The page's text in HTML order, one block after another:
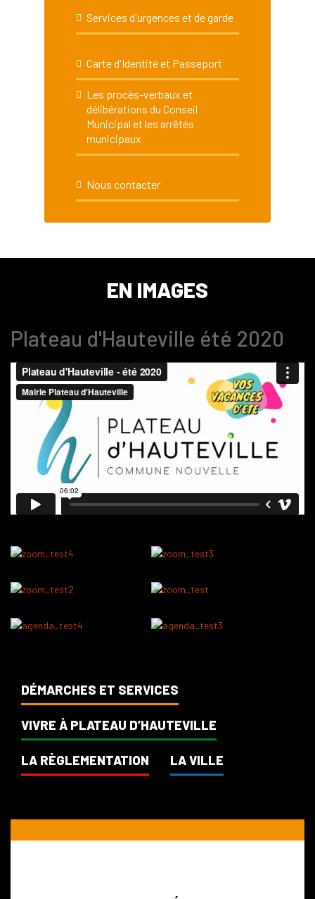
Services d'urgences et de garde
Carte d'Identité et Passeport
Les procès-verbaux et
délibérations du Conseil
Municipal et les arrêtés
municipaux
Nous contacter
EN IMAGES
Plateau d'Hauteville été 2020
DÉMARCHES ET SERVICES
VIVRE À PLATEAU D’HAUTEVILLE
LA RÈGLEMENTATION LA VILLE